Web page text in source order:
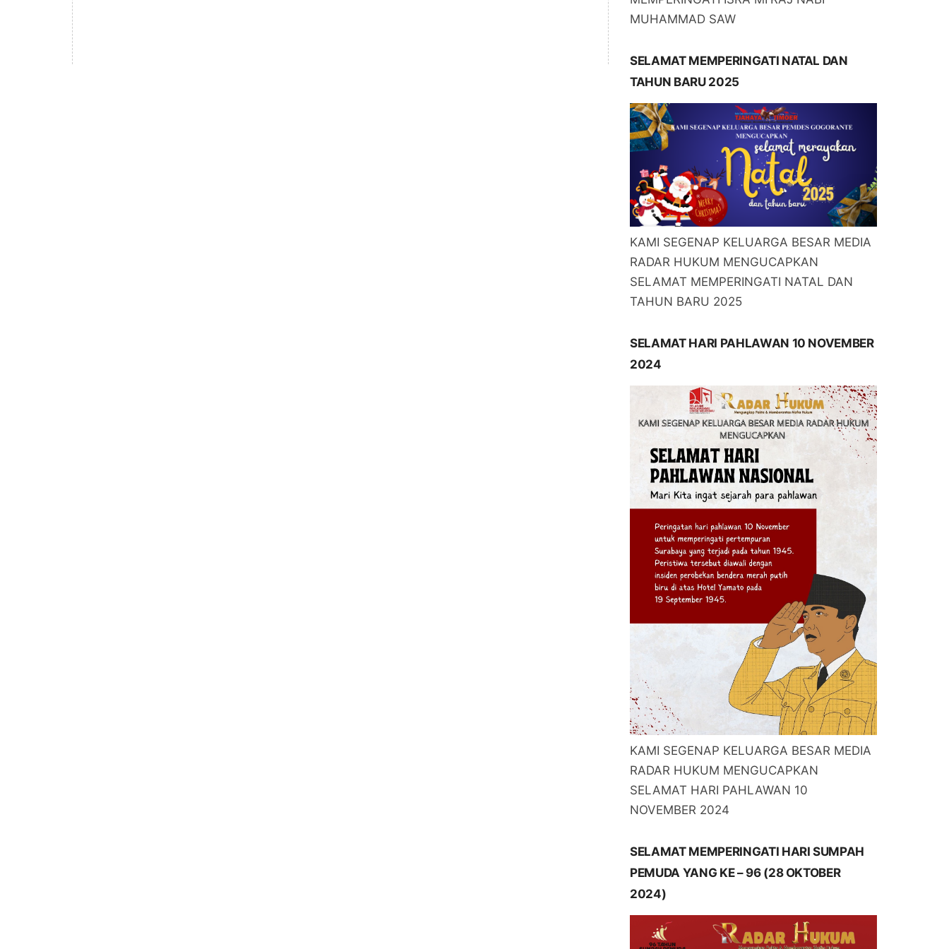
MUHAMMAD SAW
SELAMAT MEMPERINGATI NATAL DAN
TAHUN BARU 2025
KAMI SEGENAP KELUARGA BESAR MEDIA
RADAR HUKUM MENGUCAPKAN
SELAMAT MEMPERINGATI NATAL DAN
TAHUN BARU 2025
SELAMAT HARI PAHLAWAN 10 NOVEMBER
2024
KAMI SEGENAP KELUARGA BESAR MEDIA
RADAR HUKUM MENGUCAPKAN
SELAMAT HARI PAHLAWAN 10
NOVEMBER 2024
SELAMAT MEMPERINGATI HARI SUMPAH
PEMUDA YANG KE – 96 (28 OKTOBER
2024)